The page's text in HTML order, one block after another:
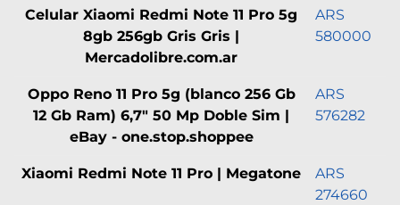
Celular Xiaomi Redmi Note 11 Pro 5g
8gb 256gb Gris Gris |
Mercadolibre.com.ar
ARS
580000
Oppo Reno 11 Pro 5g (blanco 256 Gb
12 Gb Ram) 6,7" 50 Mp Doble Sim |
eBay - one.stop.shoppee
ARS
576282
Xiaomi Redmi Note 11 Pro | Megatone
ARS
274660